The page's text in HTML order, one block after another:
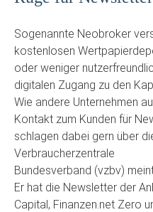
Sogenannte Neobroker
kostenlosen
oder weniger
digitalen Zugang zu den
Wie andere Unternehmen
Kontakt zum Kunden für
schlagen dabei gern über
Verbraucherzentrale
Bundesverband (vzbv)
Er hat die Newsletter der
Capital, Finanzen.net Zero